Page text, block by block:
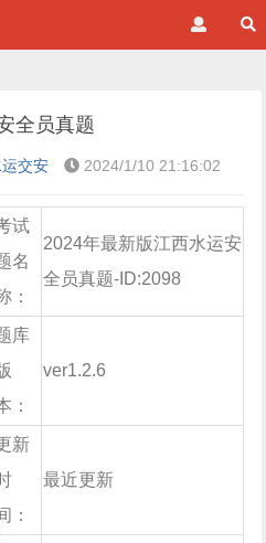
全员真题
交安 2024/1/10 21:16:02
试
名
：
2024年最新版江西水运安
全员真题-ID:2098
库
：
ver1.2.6
新
：
最近更新